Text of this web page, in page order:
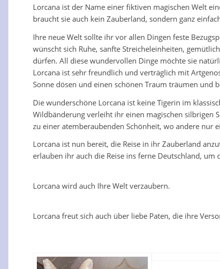
Lorcana ist der Name einer fiktiven magischen Welt
braucht sie auch kein Zauberland, sondern ganz
Ihre neue Welt sollte ihr vor allen Dingen feste
wünscht sich Ruhe, sanfte Streicheleinheiten,
dürfen. All diese wundervollen Dinge möchte sie
Lorcana ist sehr freundlich und verträglich mit
Sonne dösen und einen schönen Traum träumen und
Die wunderschöne Lorcana ist keine Tigerin im
Wildbänderung verleiht ihr einen magischen silbrigen
zu einer atemberaubenden Schönheit, wo andere nur
Lorcana ist nun bereit, die Reise in ihr Zauberland
erlauben ihr auch die Reise ins ferne Deutschland,
Lorcana wird auch Ihre Welt verzaubern.
Lorcana freut sich auch über liebe Paten, die ihre